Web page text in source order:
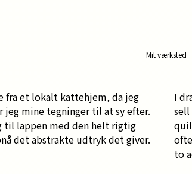
Mit værksted
fra et lokalt kattehjem, da jeg
mine tegninger til at sy efter.
til lappen med den helt rigtig
det abstrakte udtryk det giver.
I
sell
to